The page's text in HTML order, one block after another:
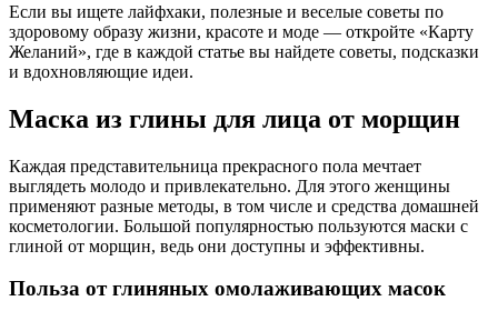
Если вы ищете лайфхаки, полезные и веселые советы по
здоровому образу жизни, красоте и моде — откройте «Карту
Желаний», где в каждой статье вы найдете советы, подсказки
и вдохновляющие идеи.
Маска из глины для лица от морщин
Каждая представительница прекрасного пола мечтает
выглядеть молодо и привлекательно. Для этого женщины
применяют разные методы, в том числе и средства домашней
косметологии. Большой популярностью пользуются маски с
глиной от морщин, ведь они доступны и эффективны.
Польза от глиняных омолаживающих масок